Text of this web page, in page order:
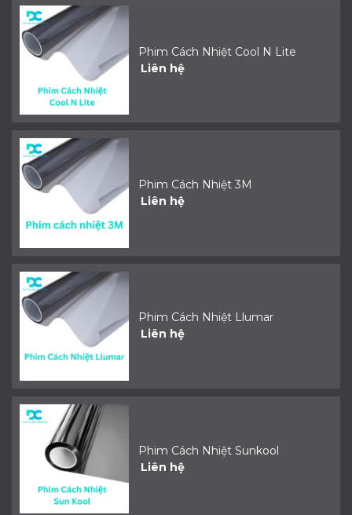
Phim Cách Nhiệt Cool N Lite
Liên hệ
Phim Cách Nhiệt 3M
Liên hệ
Phim Cách Nhiệt Llumar
Liên hệ
Phim Cách Nhiệt Sunkool
Liên hệ